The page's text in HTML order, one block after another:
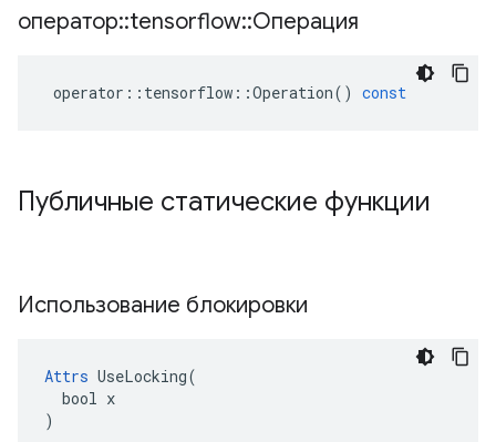
оператор::tensorflow::Операция
operator :: tensorflow ::Operation() const
Публичные статические функции
Использование блокировки
Attrs UseLocking(
  bool x
)